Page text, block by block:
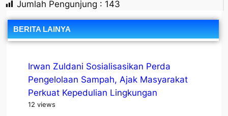
Jumlah Pengunjung : 143
BERITA LAINYA
Irwan Zuldani Sosialisasikan Perda
Pengelolaan Sampah, Ajak Masyarakat
Perkuat Kepedulian Lingkungan
12 views